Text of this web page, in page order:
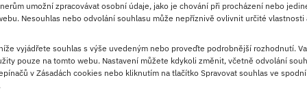
umožní zpracovávat osobní údaje, jako je chování při procházení nebo
Nesouhlas nebo odvolání souhlasu může nepříznivě ovlivnit určité vlastnosti
vyjádřete souhlas s výše uvedeným nebo proveďte podrobnější rozhodnutí.
pouze na tomto webu. Nastavení můžete kdykoli změnit, včetně odvolání
v Zásadách cookies nebo kliknutím na tlačítko Spravovat souhlas ve
vepřového masa (můžete kombinovat)